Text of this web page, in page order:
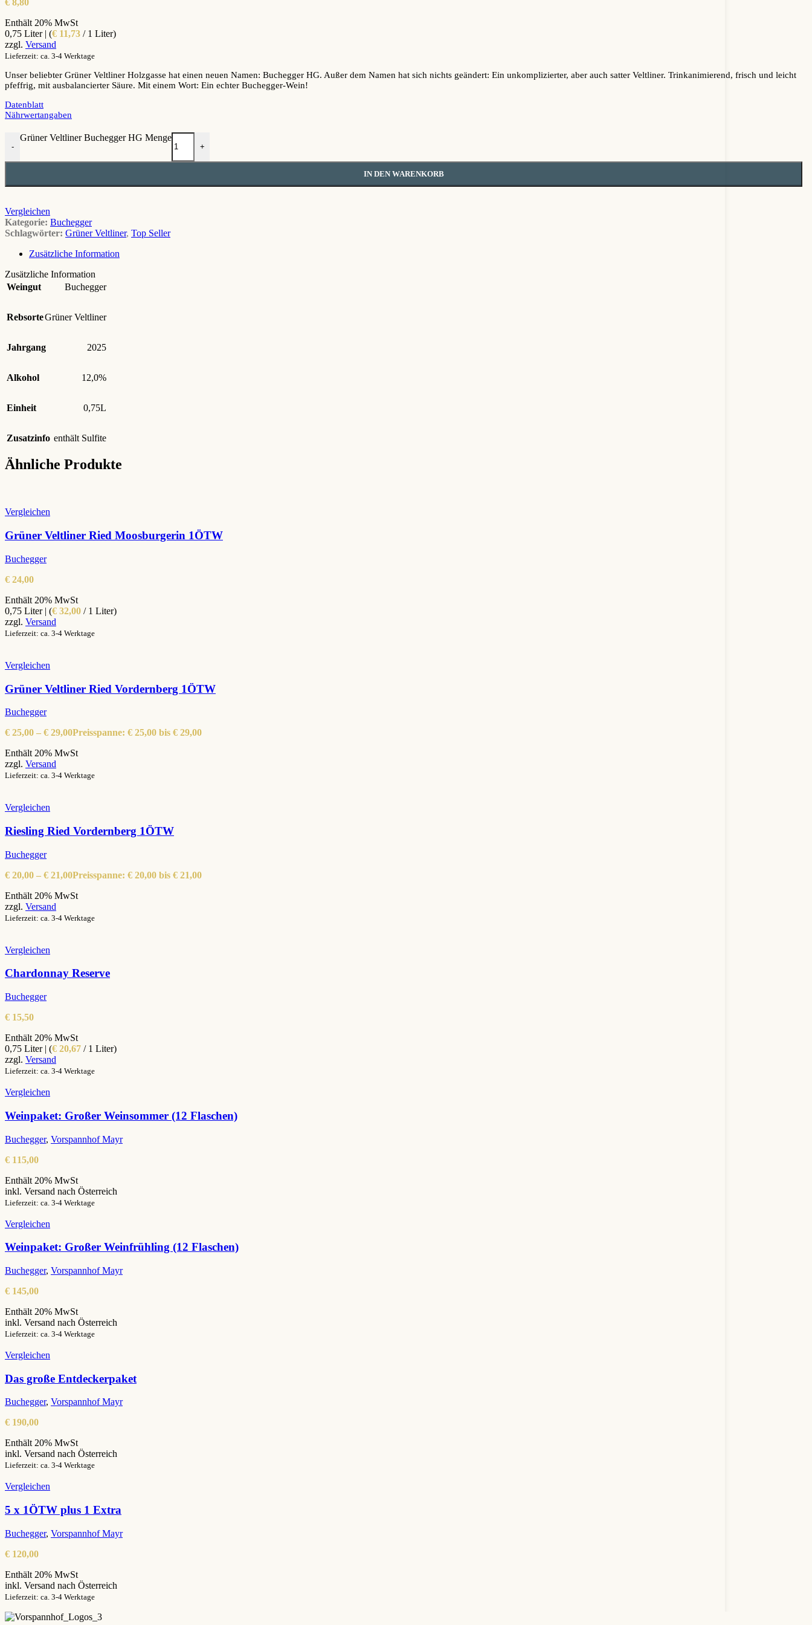
Enthält 20% MwSt
0,75 Liter | (€ 11,73 / 1 Liter)
zzgl. Versand
Lieferzeit: ca. 3-4 Werktage
Unser beliebter Grüner Veltliner Holzgasse hat einen neuen Namen: Buchegger HG. Außer dem Namen hat sich nichts geändert: Ein unkomplizierter, aber auch satter Veltliner. Trinkanimierend, frisch und leicht
pfeffrig, mit ausbalancierter Säure. Mit einem Wort: Ein echter Buchegger-Wein!
Datenblatt
Nährwertangaben
-
Grüner Veltliner Buchegger HG Menge
+
IN DEN WARENKORB
Vergleichen
Kategorie: Buchegger
Schlagwörter: Grüner Veltliner, Top Seller
Zusätzliche Information
Zusätzliche Information
Weingut
Buchegger
RebsorteGrüner Veltliner
Jahrgang 2025
Alkohol 12,0%
Einheit 0,75L
Zusatzinfo enthält Sulfite
Ähnliche Produkte
Vergleichen
Grüner Veltliner Ried Moosburgerin 1ÖTW
Buchegger
€ 24,00
Enthält 20% MwSt
0,75 Liter | (€ 32,00 / 1 Liter)
zzgl. Versand
Lieferzeit: ca. 3-4 Werktage
Vergleichen
Grüner Veltliner Ried Vordernberg 1ÖTW
Buchegger
€ 25,00 – € 29,00Preisspanne: € 25,00 bis € 29,00
Enthält 20% MwSt
zzgl. Versand
Lieferzeit: ca. 3-4 Werktage
Vergleichen
Riesling Ried Vordernberg 1ÖTW
Buchegger
€ 20,00 – € 21,00Preisspanne: € 20,00 bis € 21,00
Enthält 20% MwSt
zzgl. Versand
Lieferzeit: ca. 3-4 Werktage
Vergleichen
Chardonnay Reserve
Buchegger
€ 15,50
Enthält 20% MwSt
0,75 Liter | (€ 20,67 / 1 Liter)
zzgl. Versand
Lieferzeit: ca. 3-4 Werktage
Vergleichen
Weinpaket: Großer Weinsommer (12 Flaschen)
Buchegger, Vorspannhof Mayr
€ 115,00
Enthält 20% MwSt
inkl. Versand nach Österreich
Lieferzeit: ca. 3-4 Werktage
Vergleichen
Weinpaket: Großer Weinfrühling (12 Flaschen)
Buchegger, Vorspannhof Mayr
€ 145,00
Enthält 20% MwSt
inkl. Versand nach Österreich
Lieferzeit: ca. 3-4 Werktage
Vergleichen
Das große Entdeckerpaket
Buchegger, Vorspannhof Mayr
€ 190,00
Enthält 20% MwSt
inkl. Versand nach Österreich
Lieferzeit: ca. 3-4 Werktage
Vergleichen
5 x 1ÖTW plus 1 Extra
Buchegger, Vorspannhof Mayr
€ 120,00
Enthält 20% MwSt
inkl. Versand nach Österreich
Lieferzeit: ca. 3-4 Werktage